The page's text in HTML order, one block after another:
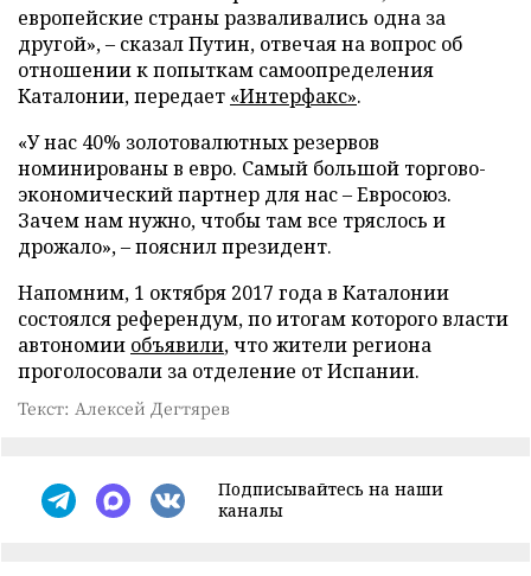
европейские страны разваливались одна за
другой», – сказал Путин, отвечая на вопрос об
отношении к попыткам самоопределения
Каталонии, передает «Интерфакс».
«У нас 40% золотовалютных резервов
номинированы в евро. Самый большой торгово-
экономический партнер для нас – Евросоюз.
Зачем нам нужно, чтобы там все тряслось и
дрожало», – пояснил президент.
Напомним, 1 октября 2017 года в Каталонии
состоялся референдум, по итогам которого власти
автономии объявили, что жители региона
проголосовали за отделение от Испании.
Текст: Алексей Дегтярев
Подписывайтесь на наши
каналы